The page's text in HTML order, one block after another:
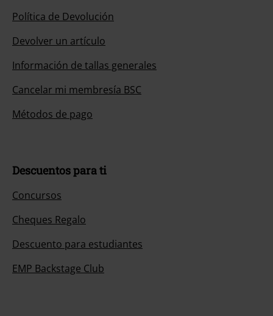
Política de Devolución
Devolver un artículo
Información de tallas generales
Cancelar mi membresía BSC
Métodos de pago
Descuentos para ti
Concursos
Cheques Regalo
Descuento para estudiantes
EMP Backstage Club